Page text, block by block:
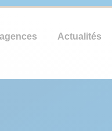
Actualités